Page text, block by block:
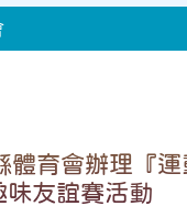
體育會辦理『運
友誼賽活動